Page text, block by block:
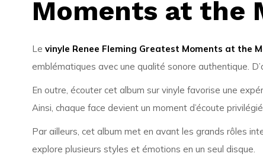
Moments at the
Le vinyle Renee Fleming Greatest Moments at the
emblématiques avec une qualité sonore authentique.
En outre, écouter cet album sur vinyle favorise une
Ainsi, chaque face devient un moment d’écoute
Par ailleurs, cet album met en avant les grands rôles
explore plusieurs styles et émotions en un seul disque.